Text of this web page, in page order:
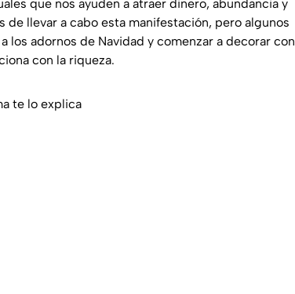
que nos ayuden a atraer dinero, abundancia y
llevar a cabo esta manifestación, pero algunos
los adornos de Navidad y comenzar a decorar con
con la riqueza.
te lo explica